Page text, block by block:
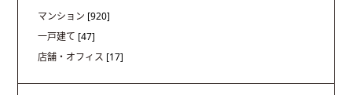
マンション [920]
一戸建て [47]
店舗・オフィス [17]